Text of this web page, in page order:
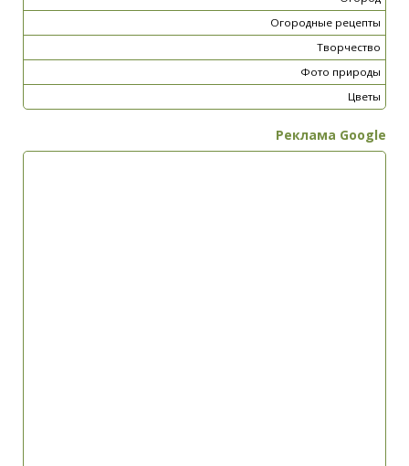
Огородные рецепты
Творчество
Фото природы
Цветы
Реклама Google